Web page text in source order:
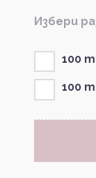
Избери
100
100